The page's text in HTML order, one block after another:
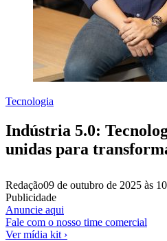
Tecnologia
Indústria 5.0:
unidas para
Redação09 de outubro de 2025 às
Publicidade
Anuncie aqui
Fale com o nosso time comercial
Ver mídia kit ›